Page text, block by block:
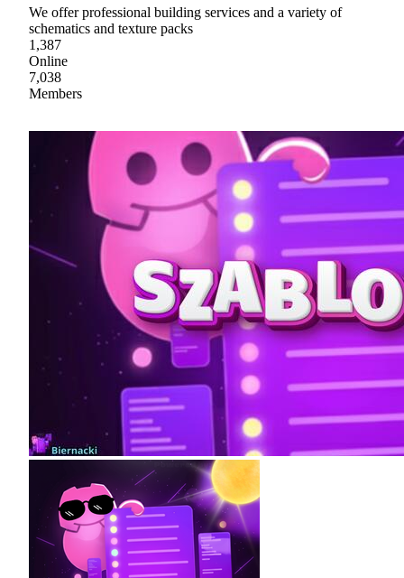
We offer professional building services and a variety of
schematics and texture packs
1,387
Online
7,038
Members